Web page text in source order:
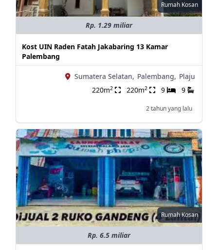
Rumah Kosan
Rp. 1.29 miliar
Kost UIN Raden Fatah Jakabaring 13 Kamar
Palembang
Sumatera Selatan, Palembang, Plaju
220m2 220m2 9 9
2 tahun yang lalu
Rumah Kosan
Rp. 6.5 miliar